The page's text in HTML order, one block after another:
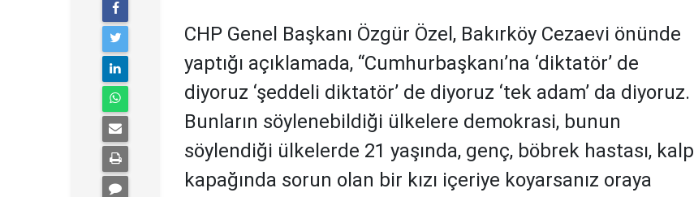
CHP Genel Başkanı Özgür Özel, Bakırköy Cezaevi önünde
yaptığı açıklamada, “Cumhurbaşkanı’na ‘diktatör’ de
diyoruz ‘şeddeli diktatör’ de diyoruz ‘tek adam’ da diyoruz.
Bunların söylenebildiği ülkelere demokrasi, bunun
söylendiği ülkelerde 21 yaşında, genç, böbrek hastası, kalp
kapağında sorun olan bir kızı içeriye koyarsanız oraya